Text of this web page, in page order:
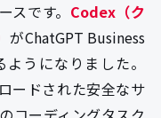
です。 Codex（ク
がChatGPT Business
うになりました。
ードされた安全なサ